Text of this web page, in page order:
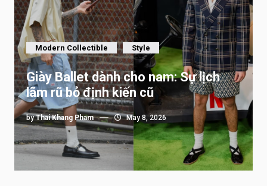
Modern Collectible Style
Giày Ballet dành cho nam: Sự lịch
lãm rũ bỏ định kiến cũ
byThai Khang Pham May 8, 2026